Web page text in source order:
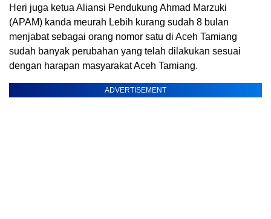
Heri juga ketua Aliansi Pendukung Ahmad Marzuki
(APAM) kanda meurah Lebih kurang sudah 8 bulan
menjabat sebagai orang nomor satu di Aceh Tamiang
sudah banyak perubahan yang telah dilakukan sesuai
dengan harapan masyarakat Aceh Tamiang.
ADVERTISEMENT